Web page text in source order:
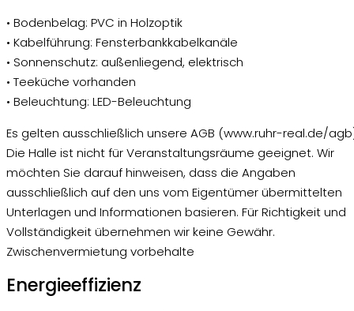
• Bodenbelag: PVC in Holzoptik
• Kabelführung: Fensterbankkabelkanäle
• Sonnenschutz: außenliegend, elektrisch
• Teeküche vorhanden
• Beleuchtung: LED-Beleuchtung
Es gelten ausschließlich unsere AGB (www.ruhr-real.de/
Die Halle ist nicht für Veranstaltungsräume geeignet. Wir
möchten Sie darauf hinweisen, dass die Angaben
ausschließlich auf den uns vom Eigentümer übermittelten
Unterlagen und Informationen basieren. Für Richtigkeit und
Vollständigkeit übernehmen wir keine Gewähr.
Zwischenvermietung vorbehalte
Energieeffizienz